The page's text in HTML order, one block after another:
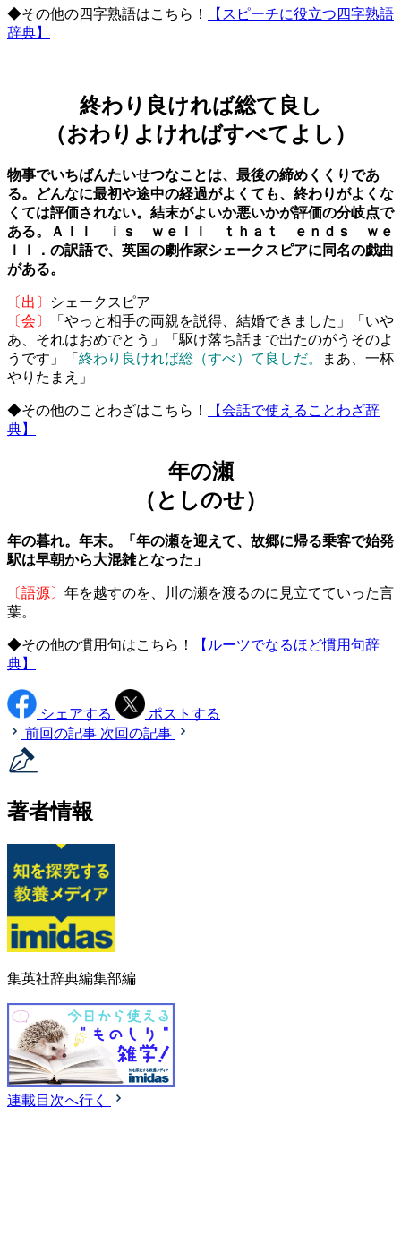
◆その他の四字熟語はこちら！
【スピーチに役立つ四字熟語
辞典】
終わり良ければ総て良し
（おわりよければすべてよし）
物事でいちばんたいせつなことは、最後の締めくくりであ
る。どんなに最初や途中の経過がよくても、終わりがよくな
くては評価されない。結末がよいか悪いかが評価の分岐点で
ある。Ａｌｌ ｉｓ ｗｅｌｌ ｔｈａｔ ｅｎｄｓ ｗｅ
ｌｌ．の訳語で、英国の劇作家シェークスピアに同名の戯曲
がある。
〔出〕
シェークスピア
〔会〕
「やっと相手の両親を説得、結婚できました」「いや
あ、それはおめでとう」「駆け落ち話まで出たのがうそのよ
うです」「 終わり良ければ総（すべ）て良しだ。
まあ、一杯
やりたまえ」
◆その他のことわざはこちら！
【会話で使えることわざ辞
典】
年の瀬
（としのせ）
年の暮れ。年末。「年の瀬を迎えて、故郷に帰る乗客で始発
駅は早朝から大混雑となった」
〔語源〕 年を越すのを、川の瀬を渡るのに見立てていった言
葉。
◆その他の慣用句はこちら！
【ルーツでなるほど慣用句辞
典】
シェアする
ポストする
前回の記事 次回の記事
著者情報
集英社辞典編集部編
連載目次へ行く